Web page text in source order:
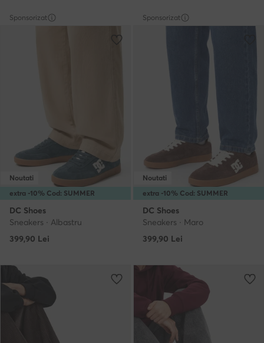
Sponsorizat
extra -10% Cod: SUMMER
Noutati
DC Shoes
Sneakers · Albastru
399,90 Lei
Sponsorizat
extra -10% Cod: SUMMER
Noutati
DC Shoes
Sneakers · Maro
399,90 Lei